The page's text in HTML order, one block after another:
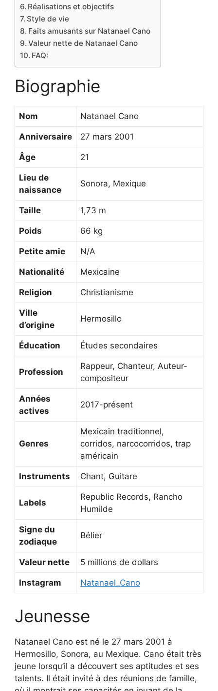
Réalisations et objectifs
Style de vie
Faits amusants sur Natanael Cano
Valeur nette de Natanael Cano
FAQ:
Biographie
Nom Natanael Cano
Anniversaire 27 mars 2001
Âge 21
Lieu de
naissance
Sonora, Mexique
Taille 1,73 m
Poids 66 kg
Petite amie N/A
Nationalité Mexicaine
Religion Christianisme
Ville
d’origine
Hermosillo
Éducation Études secondaires
Profession
Rappeur, Chanteur, Auteur-
compositeur
Années
actives
2017-présent
Genres
Mexicain traditionnel,
corridos, narcocorridos, trap
américain
Instruments Chant, Guitare
Labels
Republic Records, Rancho
Humilde
Signe du
zodiaque
Bélier
Valeur nette 5 millions de dollars
Instagram Natanael_Cano
Jeunesse
Natanael Cano est né le 27 mars 2001 à
Hermosillo, Sonora, au Mexique. Cano était très
jeune lorsqu’il a découvert ses aptitudes et ses
talents. Il était invité à des réunions de famille,